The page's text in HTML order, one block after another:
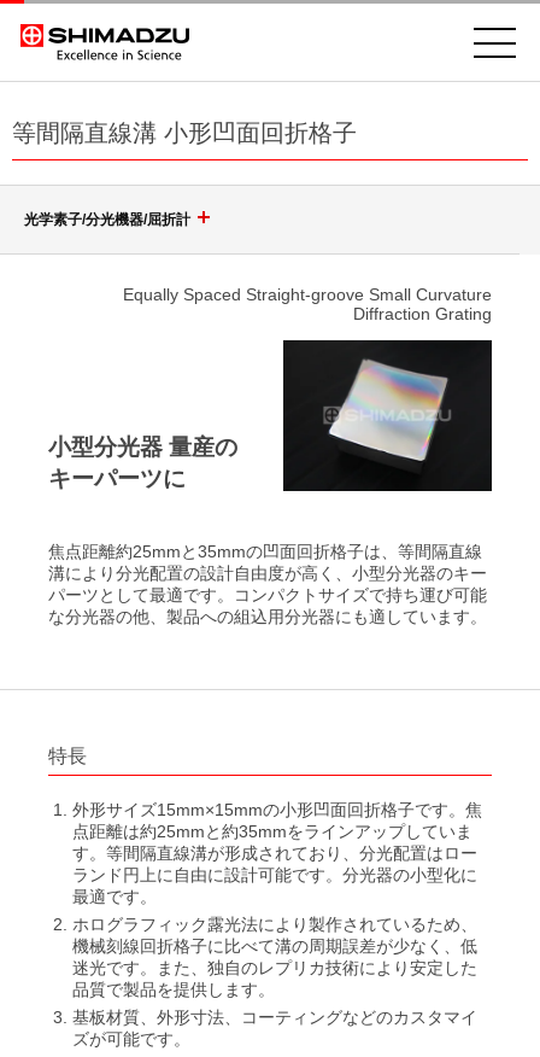
等間隔直線溝 小形凹面回折格子
光学素子/分光機器/屈折計
回折格子（グレーティング）
トロイダル回折格子
平面ブレーズド ホログラフィック 回折格子
低迷光回折格子［ローレライ ］
高分解能分光器用回折格子（溝本数3000本/mm以上）
透過型回折格子
ラミナー型レプリカ回折格子（真空紫外・軟X線領域用）
ラミナー型回折格子（真空紫外・軟X線領域用）
精密格子板
参考文献一覧
非球面鏡
高耐性レーザミラー & レーザウィンドウ
小形分光器スペクトロメイト SPG-120シリーズ
分光分析(分光光度計)
屈折計
カルニュー精密屈折計
Equally Spaced Straight-groove Small Curvature
Diffraction Grating
小型分光器 量産の
キーパーツに
焦点距離約25mmと35mmの凹面回折格子は、等間隔直線
溝により分光配置の設計自由度が高く、小型分光器のキー
パーツとして最適です。コンパクトサイズで持ち運び可能
な分光器の他、製品への組込用分光器にも適しています。
特長
外形サイズ15mm×15mmの小形凹面回折格子です。焦
点距離は約25mmと約35mmをラインアップしていま
す。等間隔直線溝が形成されており、分光配置はロー
ランド円上に自由に設計可能です。分光器の小型化に
最適です。
ホログラフィック露光法により製作されているため、
機械刻線回折格子に比べて溝の周期誤差が少なく、低
迷光です。また、独自のレプリカ技術により安定した
品質で製品を提供します。
基板材質、外形寸法、コーティングなどのカスタマイ
ズが可能です。